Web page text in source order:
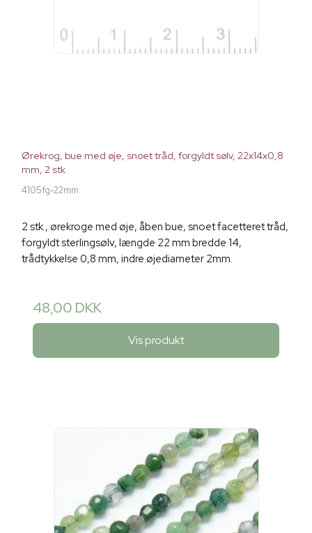
Ørekrog, bue med øje, snoet tråd, forgyldt sølv, 22x14x0,8
mm, 2 stk
4105fg-22mm
2 stk., ørekroge med øje, åben bue, snoet facetteret tråd,
forgyldt sterlingsølv, længde 22 mm bredde 14,
trådtykkelse 0,8 mm, indre øjediameter 2mm.
48,00 DKK
Vis produkt